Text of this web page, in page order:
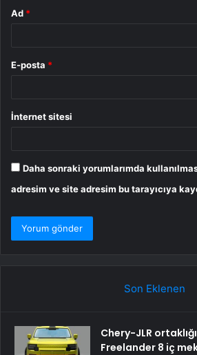
Ad *
E-posta *
İnternet sitesi
Daha sonraki yorumlarımda
adresim ve site adresim bu tarayıcıya
Son Eklenen
Chery-JLR
Freelander 8 iç